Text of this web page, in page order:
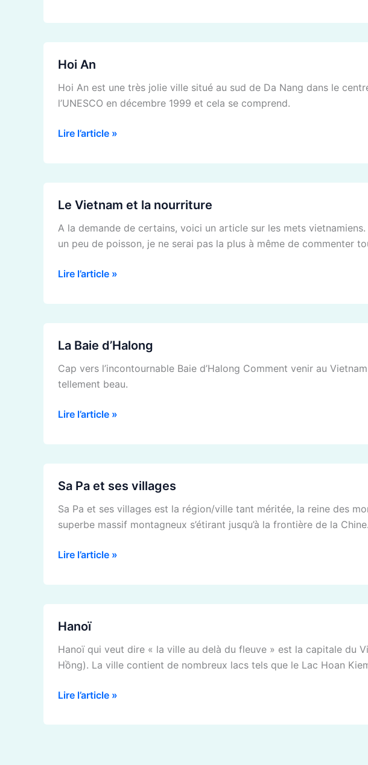
Hoi An
Hoi An est une très jolie ville situé au sud de Da Nang dans le
l’UNESCO en décembre 1999 et cela se comprend.
An
Lire l’article »
Le Vietnam et la nourriture
A la demande de certains, voici un article sur les mets
un peu de poisson, je ne serai pas la plus à même de commenter
Vietnam
et
nourriture
Lire l’article »
La Baie d’Halong
Cap vers l’incontournable Baie d’Halong Comment venir au
tellement beau.
Baie
Lire l’article »
Sa Pa et ses villages
Sa Pa et ses villages est la région/ville tant méritée, la reine des
superbe massif montagneux s’étirant jusqu’à la frontière de la Chine.
Pa
villages
Lire l’article »
Hanoï
Hanoï qui veut dire « la ville au delà du fleuve » est la capitale du
Hồng). La ville contient de nombreux lacs tels que le Lac Hoan
Lire l’article »